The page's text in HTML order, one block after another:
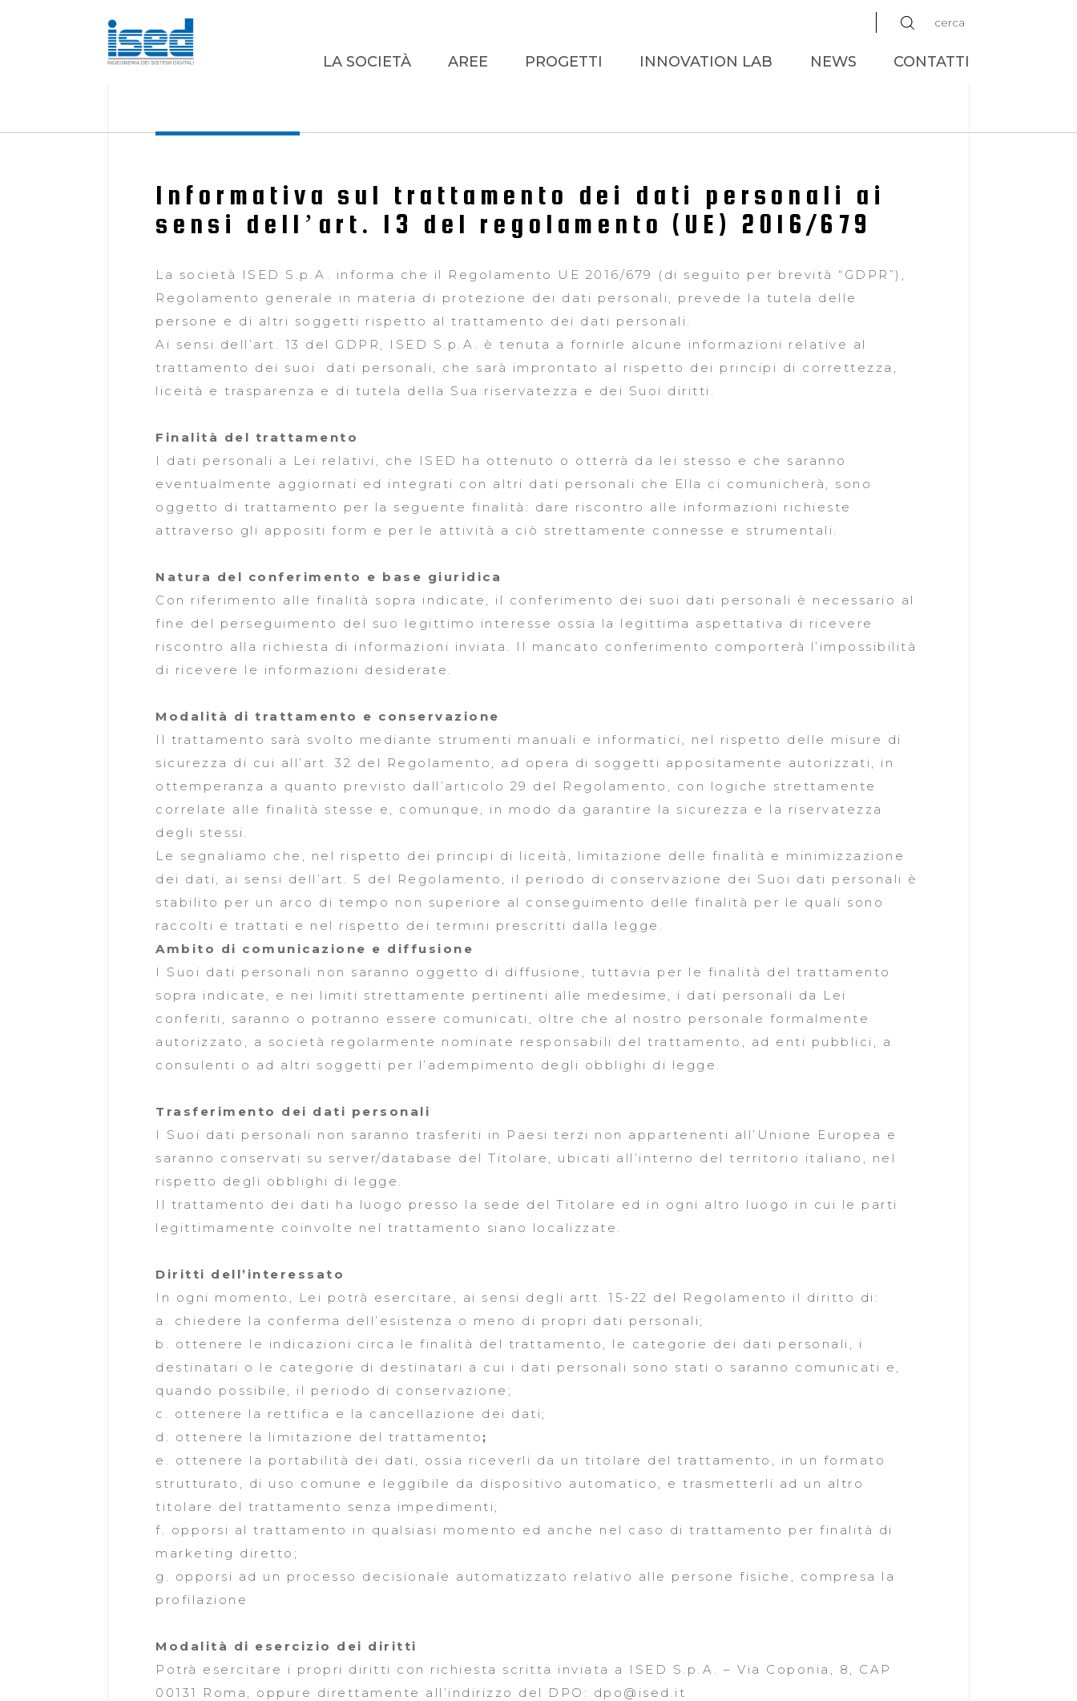
cerca
LA SOCIETÀ AREE PROGETTI INNOVATION LAB NEWS CONTATTI
Informativa sul trattamento dei dati personali ai
sensi dell’art. 13 del regolamento (UE) 2016/679
La società ISED S.p.A. informa che il Regolamento UE 2016/679 (di seguito per brevità “GDPR”),
Regolamento generale in materia di protezione dei dati personali, prevede la tutela delle
persone e di altri soggetti rispetto al trattamento dei dati personali.
Ai sensi dell’art. 13 del GDPR, ISED S.p.A. è tenuta a fornirle alcune informazioni relative al
trattamento dei suoi dati personali, che sarà improntato al rispetto dei principi di correttezza,
liceità e trasparenza e di tutela della Sua riservatezza e dei Suoi diritti.
Finalità del trattamento
I dati personali a Lei relativi, che ISED ha ottenuto o otterrà da lei stesso e che saranno
eventualmente aggiornati ed integrati con altri dati personali che Ella ci comunicherà, sono
oggetto di trattamento per la seguente finalità: dare riscontro alle informazioni richieste
attraverso gli appositi form e per le attività a ciò strettamente connesse e strumentali.
Natura del conferimento e base giuridica
Con riferimento alle finalità sopra indicate, il conferimento dei suoi dati personali è necessario al
fine del perseguimento del suo legittimo interesse ossia la legittima aspettativa di ricevere
riscontro alla richiesta di informazioni inviata. Il mancato conferimento comporterà l’impossibilità
di ricevere le informazioni desiderate.
Modalità di trattamento e conservazione
Il trattamento sarà svolto mediante strumenti manuali e informatici, nel rispetto delle misure di
sicurezza di cui all’art. 32 del Regolamento, ad opera di soggetti appositamente autorizzati, in
ottemperanza a quanto previsto dall’articolo 29 del Regolamento, con logiche strettamente
correlate alle finalità stesse e, comunque, in modo da garantire la sicurezza e la riservatezza
degli stessi.
Le segnaliamo che, nel rispetto dei principi di liceità, limitazione delle finalità e minimizzazione
dei dati, ai sensi dell’art. 5 del Regolamento, il periodo di conservazione dei Suoi dati personali è
stabilito per un arco di tempo non superiore al conseguimento delle finalità per le quali sono
raccolti e trattati e nel rispetto dei termini prescritti dalla legge.
Ambito di comunicazione e diffusione
I Suoi dati personali non saranno oggetto di diffusione, tuttavia per le finalità del trattamento
sopra indicate, e nei limiti strettamente pertinenti alle medesime, i dati personali da Lei
conferiti, saranno o potranno essere comunicati, oltre che al nostro personale formalmente
autorizzato, a società regolarmente nominate responsabili del trattamento, ad enti pubblici, a
consulenti o ad altri soggetti per l’adempimento degli obblighi di legge.
Trasferimento dei dati personali
I Suoi dati personali non saranno trasferiti in Paesi terzi non appartenenti all’Unione Europea e
saranno conservati su server/database del Titolare, ubicati all’interno del territorio italiano, nel
rispetto degli obblighi di legge.
Il trattamento dei dati ha luogo presso la sede del Titolare ed in ogni altro luogo in cui le parti
legittimamente coinvolte nel trattamento siano localizzate.
Diritti dell’interessato
In ogni momento, Lei potrà esercitare, ai sensi degli artt. 15-22 del Regolamento il diritto di:
a. chiedere la conferma dell’esistenza o meno di propri dati personali;
b. ottenere le indicazioni circa le finalità del trattamento, le categorie dei dati personali, i
destinatari o le categorie di destinatari a cui i dati personali sono stati o saranno comunicati e,
quando possibile, il periodo di conservazione;
c. ottenere la rettifica e la cancellazione dei dati;
d. ottenere la limitazione del trattamento ;
e. ottenere la portabilità dei dati, ossia riceverli da un titolare del trattamento, in un formato
strutturato, di uso comune e leggibile da dispositivo automatico, e trasmetterli ad un altro
titolare del trattamento senza impedimenti;
f. opporsi al trattamento in qualsiasi momento ed anche nel caso di trattamento per finalità di
marketing diretto;
g. opporsi ad un processo decisionale automatizzato relativo alle persone fisiche, compresa la
profilazione
Modalità di esercizio dei diritti
Potrà esercitare i propri diritti con richiesta scritta inviata a ISED S.p.A. – Via Coponia, 8, CAP
00131 Roma, oppure direttamente all’indirizzo del DPO: dpo@ised.it